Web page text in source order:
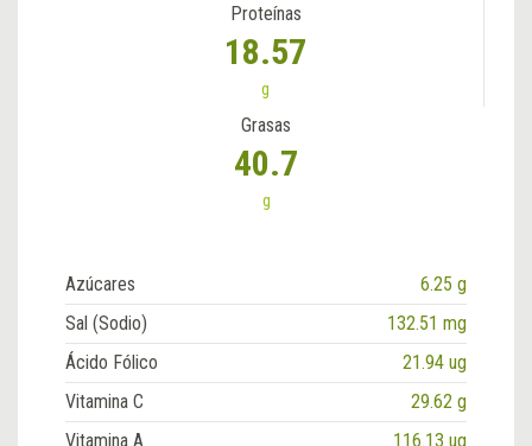
Proteínas
18.57
g
Grasas
40.7
g
Azúcares
6.25 g
Sal (Sodio)
132.51 mg
Ácido Fólico
21.94 ug
Vitamina C
29.62 g
Vitamina A
116.13 ug